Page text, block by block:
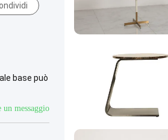
base può
un messaggio